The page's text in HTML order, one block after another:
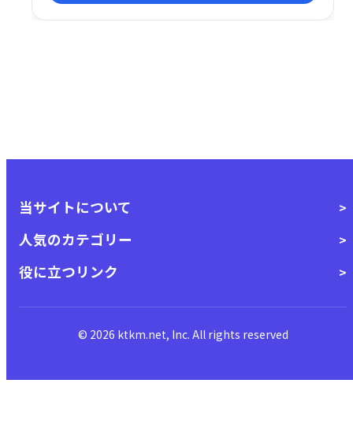
当サイトについて
人気のカテゴリー
役に立つリンク
© 2026 ktkm.net, Inc. All rights reserved